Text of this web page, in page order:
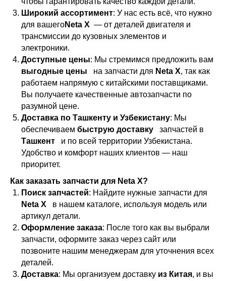
Широкий ассортимент: У нас есть всё, что нужно
для вашегоNeta X — от деталей двигателя и
трансмиссии до кузовных элементов и
электроники.
Доступные цены: Мы стремимся предложить вам
выгодные цены
на запчасти для Neta X, так как
работаем напрямую с китайскими поставщиками.
Вы получаете качественные автозапчасти по
разумной цене.
Доставка по Ташкенту и Узбекистану: Мы
обеспечиваем быструю доставку
запчастей в
Ташкент
и по всей территории Узбекистана.
Удобство и комфорт наших клиентов — наш
приоритет.
Как заказать запчасти для Neta X?
Поиск запчастей: Найдите нужные запчасти для
Neta X
в нашем каталоге, используя модель или
артикул детали.
Оформление заказа: После того как вы выбрали
запчасти, оформите заказ через сайт или
позвоните нашим менеджерам для уточнения всех
деталей.
Доставка: Мы организуем доставку из Китая, и вы